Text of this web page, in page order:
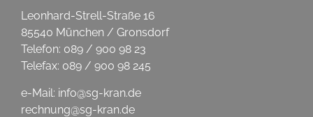
Leonhard-Strell-Straße 16
85540 München / Gronsdorf
Telefon: 089 / 900 98 23
Telefax: 089 / 900 98 245
e-Mail: info@sg-kran.de
rechnung@sg-kran.de